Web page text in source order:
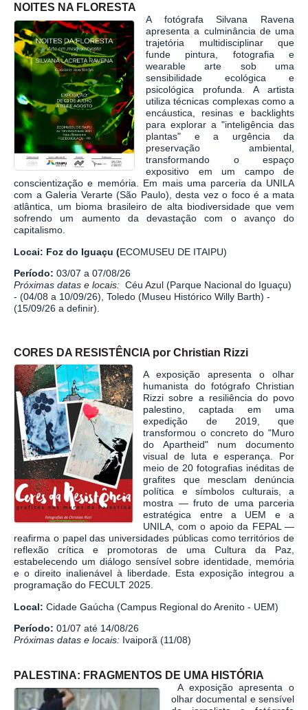
NOITES NA FLORESTA
A fotógrafa Silvana Ravena
apresenta a culminância de uma
trajetória multidisciplinar que
funde pintura, fotografia e
wearable arte sob uma
sensibilidade ecológica e
psicológica profunda. A artista
utiliza técnicas complexas como a
encáustica, resinas e backlights
para explorar a "inteligência das
plantas" e a urgência da
preservação ambiental,
transformando o espaço
expositivo em um campo de
conscientização e memória. Em mais uma parceria da UNILA
com a Galeria Verarte (São Paulo), desta vez o foco é a mata
atlântica, um bioma brasileiro de alta biodiversidade que vem
sofrendo um aumento da devastação com o avanço do
capitalismo.
Locai: Foz do Iguaçu (ECOMUSEU DE ITAIPU)
Período: 03/07 a 07/08/26
Próximas datas e locais: Céu Azul (Parque Nacional do Iguaçu)
- (04/08 a 10/09/26), Toledo (Museu Histórico Willy Barth) -
(15/09/26 a definir).
CORES DA RESISTÊNCIA por Christian Rizzi
A exposição apresenta o olhar
humanista do fotógrafo Christian
Rizzi sobre a resiliência do povo
palestino, captada em uma
expedição de 2019, que
transformou o concreto do "Muro
do Apartheid" num documento
visual de luta e esperança. Por
meio de 20 fotografias inéditas de
grafites que mesclam denúncia
política e símbolos culturais, a
mostra — fruto de uma parceria
estratégica entre a UEM e a
UNILA, com o apoio da FEPAL —
reafirma o papel das universidades públicas como territórios de
reflexão crítica e promotoras de uma Cultura da Paz,
estabelecendo um diálogo sensível sobre identidade, memória
e o direito inalienável à liberdade. Esta exposição integrou a
programação do FECULT 2025.
Local: Cidade Gaúcha (Campus Regional do Arenito - UEM)
Período: 01/07 até 14/08/26
Próximas datas e locais: Ivaiporã (11/08)
PALESTINA: FRAGMENTOS DE UMA HISTÓRIA
A exposição apresenta o
olhar documental e sensível